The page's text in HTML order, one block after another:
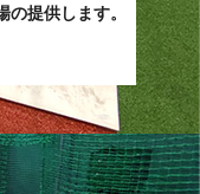
の提供します。